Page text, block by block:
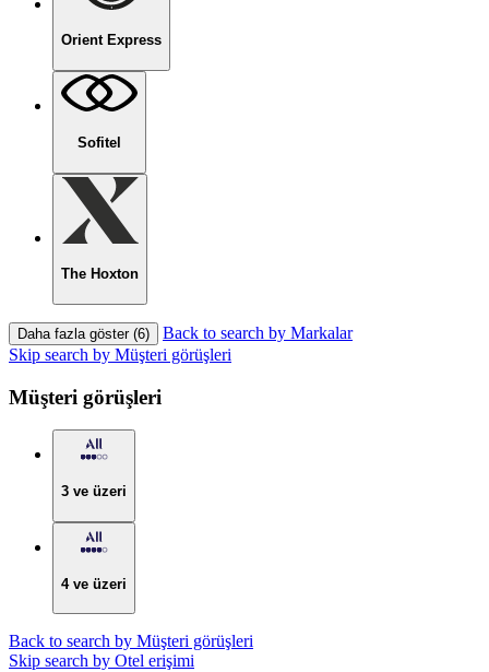
Orient Express
Sofitel
The Hoxton
Daha fazla göster (6)
Back to search by Markalar
Skip search by Müşteri görüşleri
Müşteri görüşleri
3 ve üzeri
4 ve üzeri
Back to search by Müşteri görüşleri
Skip search by Otel erişimi